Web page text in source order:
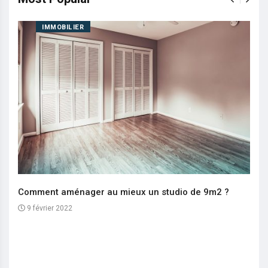
IMMOBILIER
Comment aménager au mieux un studio de 9m2 ?
9 février 2022